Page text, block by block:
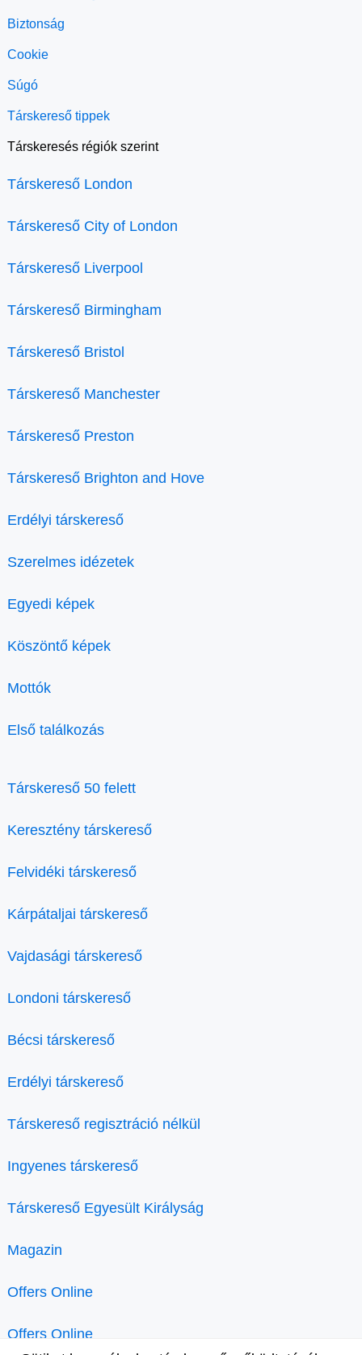
Biztonság
Cookie
Súgó
Társkereső tippek
Társkeresés régiók szerint
Társkereső London
Társkereső City of London
Társkereső Liverpool
Társkereső Birmingham
Társkereső Bristol
Társkereső Manchester
Társkereső Preston
Társkereső Brighton and Hove
Erdélyi társkereső
Szerelmes idézetek
Egyedi képek
Köszöntő képek
Mottók
Első találkozás
Társkereső 50 felett
Keresztény társkereső
Felvidéki társkereső
Kárpátaljai társkereső
Vajdasági társkereső
Londoni társkereső
Bécsi társkereső
Erdélyi társkereső
Társkereső regisztráció nélkül
Ingyenes társkereső
Társkereső Egyesült Királyság
Magazin
Offers Online
Offers Online